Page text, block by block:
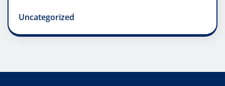
Uncategorized